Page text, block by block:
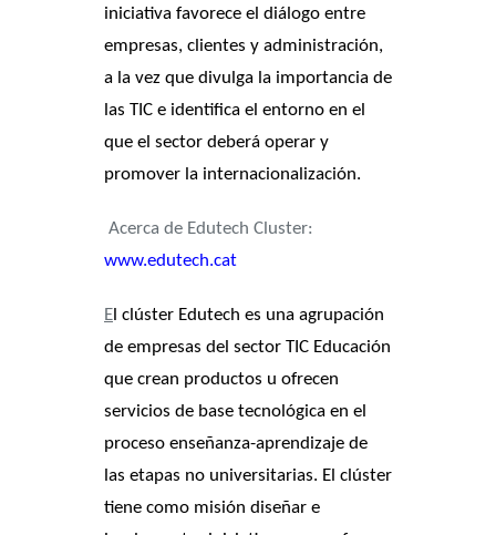
iniciativa favorece el diálogo entre
empresas, clientes y administración,
a la vez que divulga la importancia de
las TIC e identifica el entorno en el
que el sector deberá operar y
promover la internacionalización.
Acerca de Edutech Cluster:
www.edutech.cat
E l clúster Edutech es una agrupación
de empresas del sector TIC Educación
que crean productos u ofrecen
servicios de base tecnológica en el
proceso enseñanza-aprendizaje de
las etapas no universitarias. El clúster
tiene como misión diseñar e